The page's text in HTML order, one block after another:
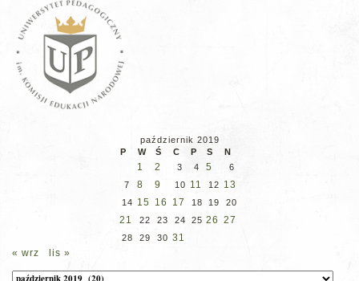
październik 2019
P
W Ś C P S N
1 2 3 4 5
6
7
8 9 10 11 12 13
14 15 16 17 18 19 20
21 22 23 24 25 26 27
28 29 30 31
« wrz
lis »
Archiwum